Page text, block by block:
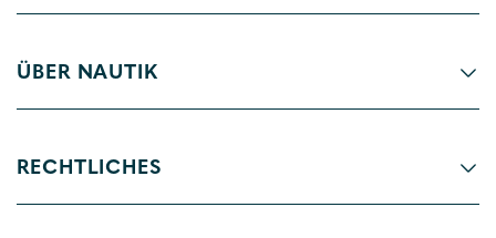
ÜBER NAUTIK
RECHTLICHES